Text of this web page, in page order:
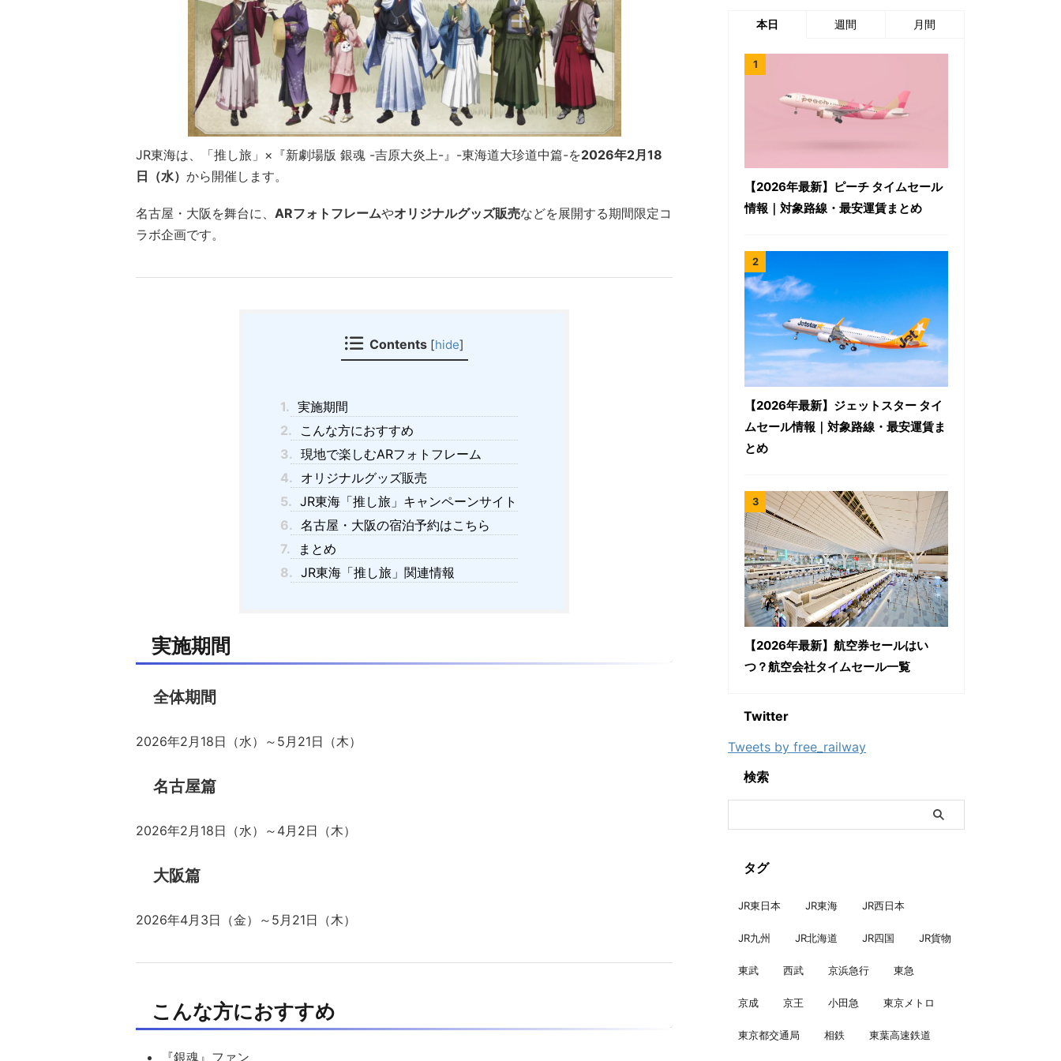
JR東海は、「推し旅」×『新劇場版 銀魂 -吉原大炎上-』-東海道大珍道中篇-を2026年2月18
日（水） から開催します。
名古屋・大阪を舞台に、 ARフォトフレームやオリジナルグッズ販売などを展開する期間限定コ
ラボ企画です。
Contents [hide]
1. 実施期間
2.
こんな方におすすめ
3. 現地で楽しむARフォトフレーム
4. オリジナルグッズ販売
5. JR東海「推し旅」キャンペーンサイト
6. 名古屋・大阪の宿泊予約はこちら
7.
まとめ
8. JR東海「推し旅」関連情報
実施期間
全体期間
2026年2月18日（水）～5月21日（木）
名古屋篇
2026年2月18日（水）～4月2日（木）
大阪篇
2026年4月3日（金）～5月21日（木）
こんな方におすすめ
『銀魂』ファン
本日 週間 月間
【2026年最新】ピーチ タイムセール
情報｜対象路線・最安運賃まとめ
【2026年最新】ジェットスター タイ
ムセール情報｜対象路線・最安運賃ま
とめ
【2026年最新】航空券セールはい
つ？航空会社タイムセール一覧
Twitter
Tweets by free_railway
検索
タグ
JR東日本 JR東海 JR西日本
JR九州 JR北海道 JR四国 JR貨物
東武 西武 京浜急行 東急
京成 京王 小田急 東京メトロ
東京都交通局 相鉄 東葉高速鉄道